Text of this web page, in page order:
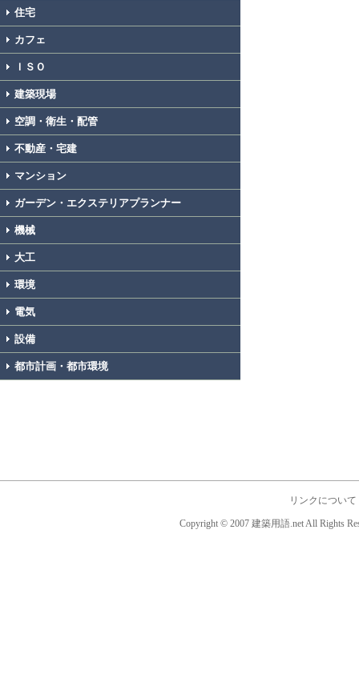
住宅
カフェ
ＩＳＯ
建築現場
空調・衛生・配管
不動産・宅建
マンション
ガーデン・エクステリアプランナー
機械
大工
環境
電気
設備
都市計画・都市環境
リンクについて
Copyright © 2007 建築用語.net All Rights